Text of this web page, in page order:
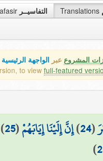
التفاسيــر Translations
المشروع عبر الواجهة الرئيسية
to view full-featured
(
24
)إِنَّ إِلَيْنَا إِيَابَهُمْ(
25
)